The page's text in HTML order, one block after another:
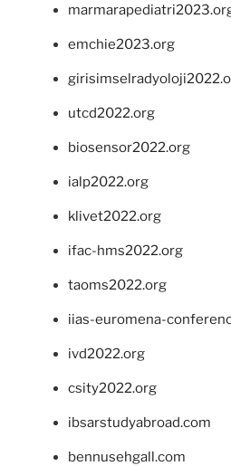
emchie2023.org
utcd2022.org
biosensor2022.org
ialp2022.org
klivet2022.org
ifac-hms2022.org
taoms2022.org
iias-euromena-
ivd2022.org
csity2022.org
ibsarstudyabroad.com
bennusehgall.com